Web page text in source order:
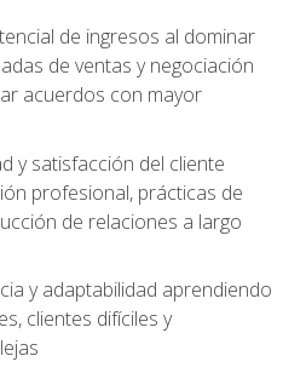
de ingresos al dominar
de ventas y negociación
acuerdos con mayor
y satisfacción del cliente
profesional, prácticas de
de relaciones a largo
y adaptabilidad aprendiendo
clientes difíciles y